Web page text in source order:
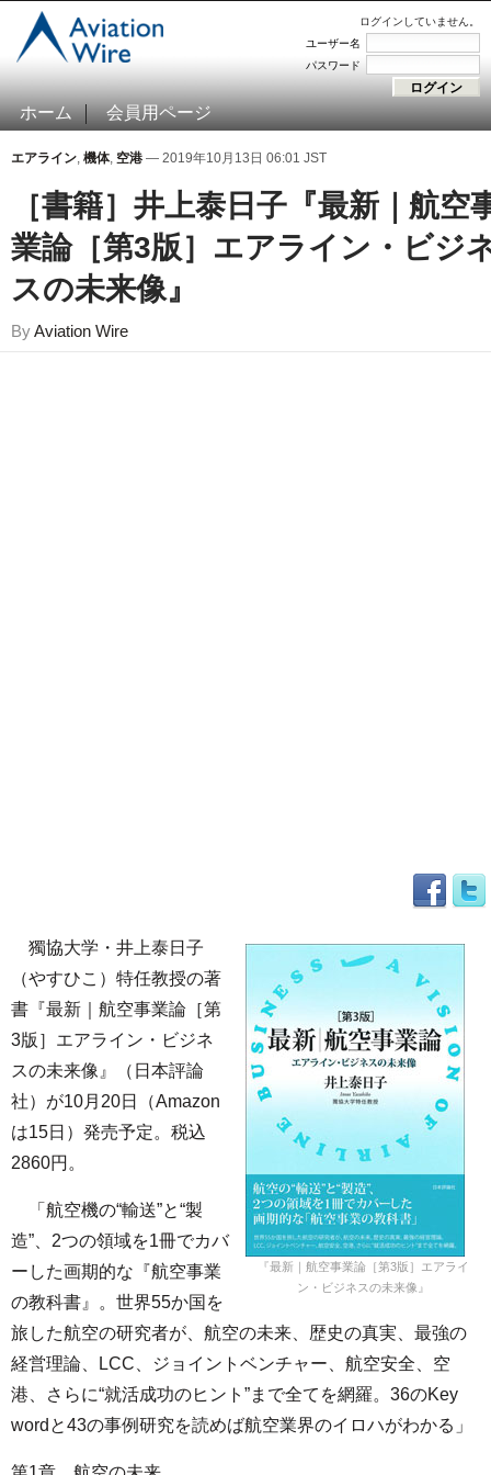
ログインしていません。
ユーザー名
パスワード
ホーム 会員用ページ
エアライン, 機体, 空港 — 2019年10月13日 06:01 JST
［書籍］井上泰日子『最新｜航空
業論［第3版］エアライン・ビジ
スの未来像』
ByAviation Wire
『最新｜航空事業論［第3版］エアライ
ン・ビジネスの未来像』
獨協大学・井上泰日子
（やすひこ）特任教授の著
書『最新｜航空事業論［第
3版］エアライン・ビジネ
スの未来像』（日本評論
社）が10月20日（Amazon
は15日）発売予定。税込
2860円。
「航空機の“輸送”と“製
造”、2つの領域を1冊でカバ
ーした画期的な『航空事業
の教科書』。世界55か国を
旅した航空の研究者が、航空の未来、歴史の真実、最強の
経営理論、LCC、ジョイントベンチャー、航空安全、空
港、さらに“就活成功のヒント”まで全てを網羅。36のKey
wordと43の事例研究を読めば航空業界のイロハがわかる」